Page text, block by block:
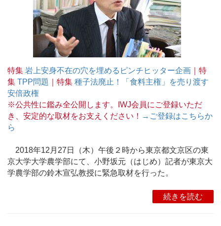
特集 岩上安身不在の穴を埋めるピンチヒッター企画 ｜特
集 TPP問題 ｜特集 種子法廃止！「食料主権」を売り渡す
安倍政権
※公共性に鑑み全公開します。IWJ会員にご登録いただ
き、安定的な取材をお支えください！ →ご登録はこちらか
ら
2018年12月27日（木）午後２時から東京都文京区の東
京大学大学農学部にて、小野坂元（はじめ）記者が東京大
学農学部の鈴木宣弘教授に緊急取材を行った。
続きを読む